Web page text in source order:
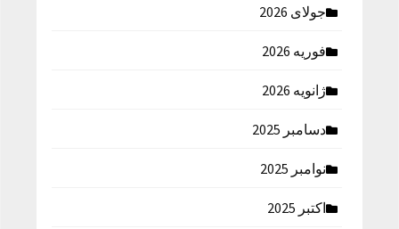
جولای 2026
فوریه 2026
ژانویه 2026
دسامبر 2025
نوامبر 2025
اکتبر 2025